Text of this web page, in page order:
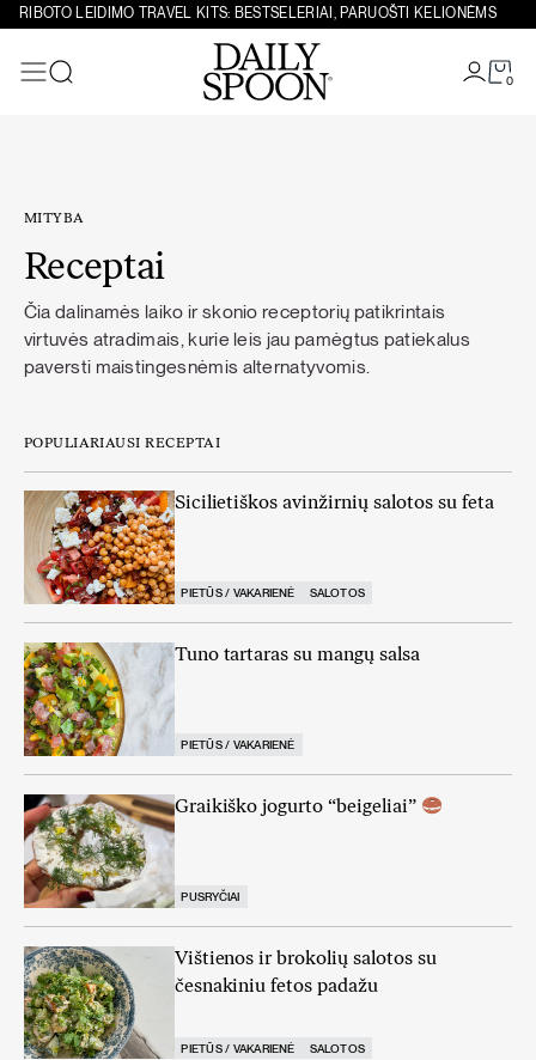
Eiti prie turinio
RIBOTO LEIDIMO TRAVEL KITS: BESTSELERIAI, PARUOŠTI KELIONĖMS
0
MITYBA
Receptai
Čia dalinamės laiko ir skonio receptorių patikrintais
virtuvės atradimais, kurie leis jau pamėgtus patiekalus
paversti maistingesnėmis alternatyvomis.
POPULIARIAUSI RECEPTAI
Sicilietiškos avinžirnių salotos su feta
PIETŪS / VAKARIENĖ SALOTOS
Tuno tartaras su mangų salsa
PIETŪS / VAKARIENĖ
Graikiško jogurto “beigeliai”
PUSRYČIAI
Vištienos ir brokolių salotos su
česnakiniu fetos padažu
PIETŪS / VAKARIENĖ SALOTOS